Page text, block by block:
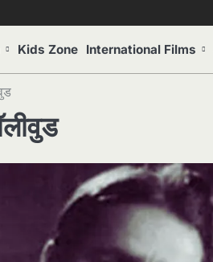
Kids Zone International Films